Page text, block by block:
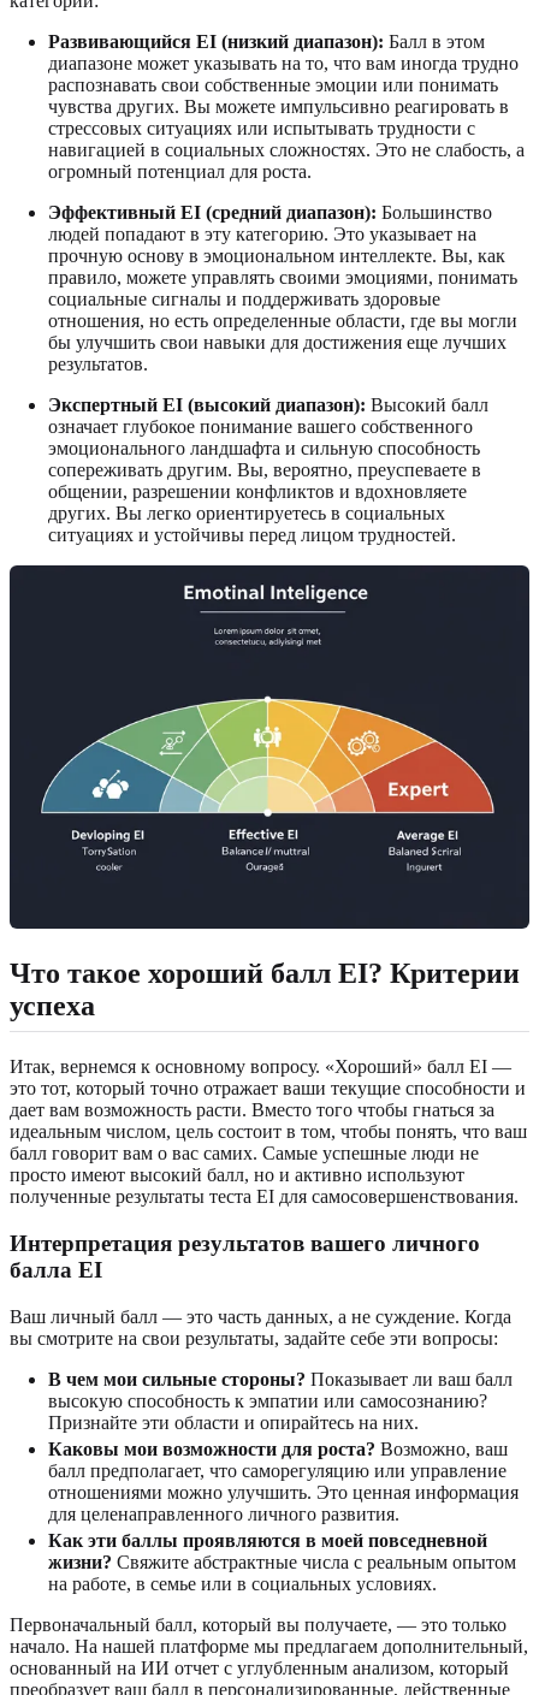
Развивающийся EI (низкий диапазон): Балл в этом
диапазоне может указывать на то, что вам иногда трудно
распознавать свои собственные эмоции или понимать
чувства других. Вы можете импульсивно реагировать в
стрессовых ситуациях или испытывать трудности с
навигацией в социальных сложностях. Это не слабость, а
огромный потенциал для роста.
Эффективный EI (средний диапазон): Большинство
людей попадают в эту категорию. Это указывает на
прочную основу в эмоциональном интеллекте. Вы, как
правило, можете управлять своими эмоциями, понимать
социальные сигналы и поддерживать здоровые
отношения, но есть определенные области, где вы могли
бы улучшить свои навыки для достижения еще лучших
результатов.
Экспертный EI (высокий диапазон): Высокий балл
означает глубокое понимание вашего собственного
эмоционального ландшафта и сильную способность
сопереживать другим. Вы, вероятно, преуспеваете в
общении, разрешении конфликтов и вдохновляете
других. Вы легко ориентируетесь в социальных
ситуациях и устойчивы перед лицом трудностей.
Что такое хороший балл EI? Критерии
успеха
Итак, вернемся к основному вопросу. «Хороший» балл EI —
это тот, который точно отражает ваши текущие способности и
дает вам возможность расти. Вместо того чтобы гнаться за
идеальным числом, цель состоит в том, чтобы понять, что ваш
балл говорит вам о вас самих. Самые успешные люди не
просто имеют высокий балл, но и активно используют
полученные результаты теста EI для самосовершенствования.
Интерпретация результатов вашего личного
балла EI
Ваш личный балл — это часть данных, а не суждение. Когда
вы смотрите на свои результаты, задайте себе эти вопросы:
В чем мои сильные стороны? Показывает ли ваш балл
высокую способность к эмпатии или самосознанию?
Признайте эти области и опирайтесь на них.
Каковы мои возможности для роста? Возможно, ваш
балл предполагает, что саморегуляцию или управление
отношениями можно улучшить. Это ценная информация
для целенаправленного личного развития.
Как эти баллы проявляются в моей повседневной
жизни? Свяжите абстрактные числа с реальным опытом
на работе, в семье или в социальных условиях.
Первоначальный балл, который вы получаете, — это только
начало. На нашей платформе мы предлагаем дополнительный,
основанный на ИИ отчет с углубленным анализом, который
преобразует ваш балл в персонализированные, действенные